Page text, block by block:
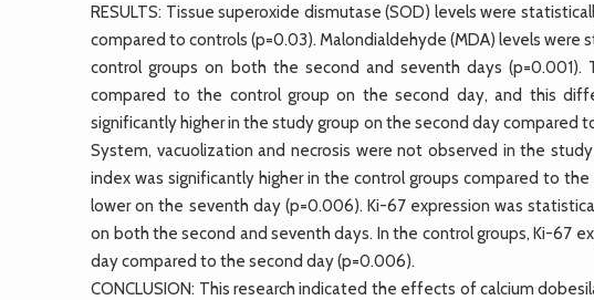
RESULTS: Tissue superoxide dismutase (SOD) levels were
compared to controls (p=0.03). Malondialdehyde (MDA) levels
control groups on both the second and seventh days
compared to the control group on the second day, and this
significantly higher in the study group on the second day compared
System, vacuolization and necrosis were not observed in the
index was significantly higher in the control groups compared to
lower on the seventh day (p=0.006). Ki-67 expression was
on both the second and seventh days. In the control groups, Ki-67
day compared to the second day (p=0.006).
CONCLUSION: This research indicated the effects of calcium